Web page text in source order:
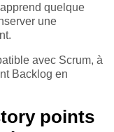
quelque
une
avec Scrum, à
Backlog en
points